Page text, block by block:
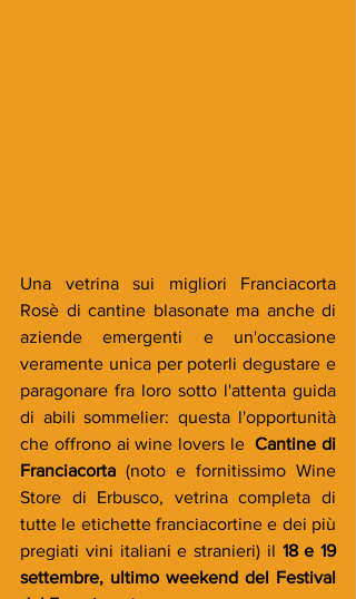
Una vetrina sui migliori Franciacorta
Rosè di cantine blasonate ma anche di
aziende emergenti e un'occasione
veramente unica per poterli degustare e
paragonare fra loro sotto l'attenta guida
di abili sommelier: questa l'opportunità
che offrono ai wine lovers le Cantine di
Franciacorta (noto e fornitissimo Wine
Store di Erbusco, vetrina completa di
tutte le etichette franciacortine e dei più
pregiati vini italiani e stranieri) il 18 e 19
settembre, ultimo weekend del Festival